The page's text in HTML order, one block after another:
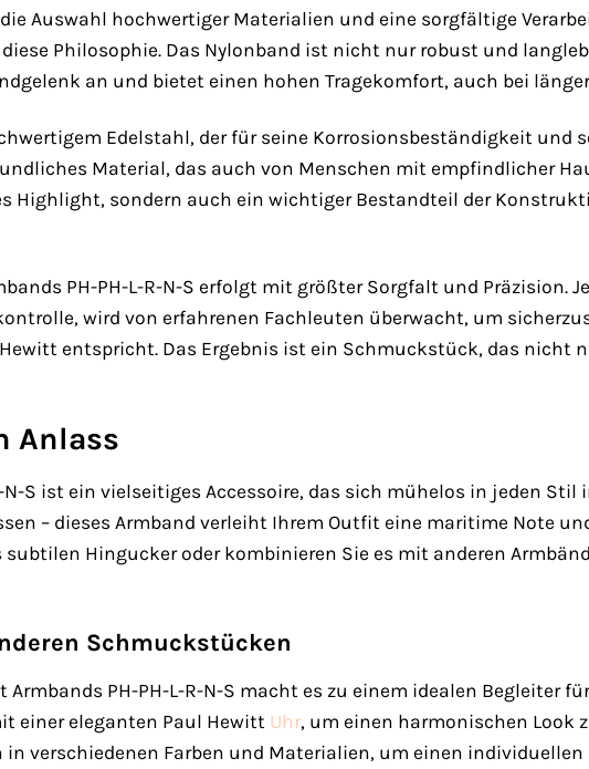
Auswahl hochwertiger Materialien und eine sorgfältige
diese Philosophie. Das Nylonband ist nicht nur robust und
an und bietet einen hohen Tragekomfort, auch bei
Edelstahl, der für seine Korrosionsbeständigkeit und
Material, das auch von Menschen mit empfindlicher
Highlight, sondern auch ein wichtiger Bestandteil der
PH-PH-L-R-N-S erfolgt mit größter Sorgfalt und Präzision.
wird von erfahrenen Fachleuten überwacht, um
entspricht. Das Ergebnis ist ein Schmuckstück, das nicht
Anlass
N-S ist ein vielseitiges Accessoire, das sich mühelos in jeden Stil
– dieses Armband verleiht Ihrem Outfit eine maritime Note
subtilen Hingucker oder kombinieren Sie es mit anderen
Schmuckstücken
PH-PH-L-R-N-S macht es zu einem idealen Begleiter
einer eleganten Paul Hewitt Uhr, um einen harmonischen Look
verschiedenen Farben und Materialien, um einen